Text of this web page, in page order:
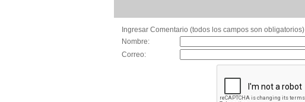
Ingresar Comentario (todos los campos son obligatorios)
Nombre:
Correo: